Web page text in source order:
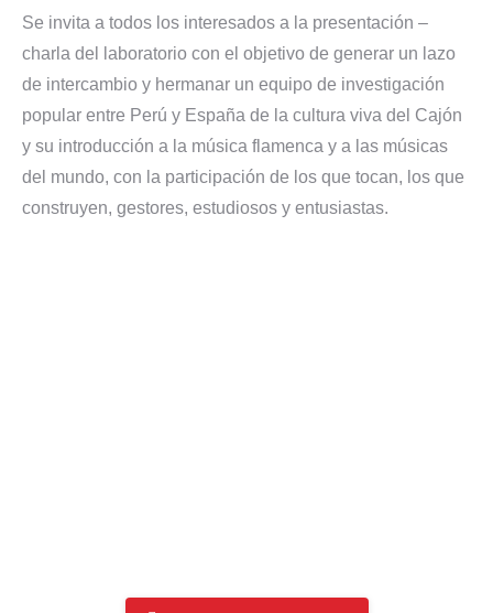
Se invita a todos los interesados a la presentación –
charla del laboratorio con el objetivo de generar un lazo
de intercambio y hermanar un equipo de investigación
popular entre Perú y España de la cultura viva del Cajón
y su introducción a la música flamenca y a las músicas
del mundo, con la participación de los que tocan, los que
construyen, gestores, estudiosos y entusiastas.